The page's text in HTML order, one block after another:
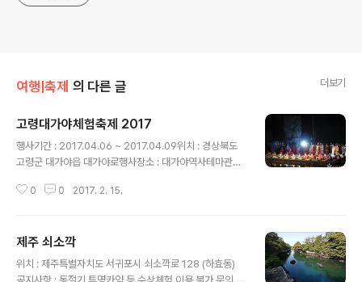
여행|축제 의 다른 글 더보기
고령대가야체험축제 2017
행사기간 : 2017.04.06 ~ 2017.04.09위치 : 경상북도
고령군 대가야읍 대가야로행사장소 : 대가야역사테마관광
tp://tour.goryeong.go.kr 행사소개 축제 컨셉은 '대가
여행이다.1,600년 전의 모습을 보고, 느끼고, 만질 수 있다
는 축제 메세지를 전달하며사람들의 나이, 성별, 국경을 떠
나 함께 어우러짐을 표현하여 대가야의 정체성을 확립한
0 0 2017. 2. 15.
제주 쇠소깍
위치 : 제주특별자치도 서귀포시 쇠소깍로 128 (하효동)